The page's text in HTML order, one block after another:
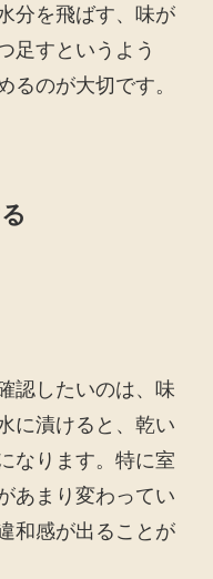
分を飛ばす、味が
足すというよう
るのが大切です。
認したいのは、味
に漬けると、乾い
なります。特に室
あまり変わってい
和感が出ることが